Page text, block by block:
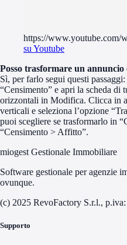
https://www.youtube.com/
su Youtube
Posso trasformare un annuncio
Sì, per farlo segui questi
“Censimento” e apri la scheda di
orizzontali in Modifica. Clicca in
verticali e seleziona l’opzione
puoi scegliere se trasformarlo in
“Censimento > Affitto”.
miogest Gestionale Immobiliare
Software gestionale per agenzie
ovunque.
(c) 2025 RevoFactory S.r.l.,
Supporto